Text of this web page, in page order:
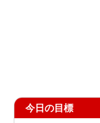
今日の目標